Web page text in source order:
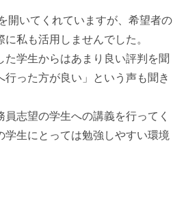
開いてくれていますが、希望者の
私も活用しませんでした。
学生からはあまり良い評判を聞
った方が良い」という声も聞き
志望の学生への講義を行ってく
生にとっては勉強しやすい環境